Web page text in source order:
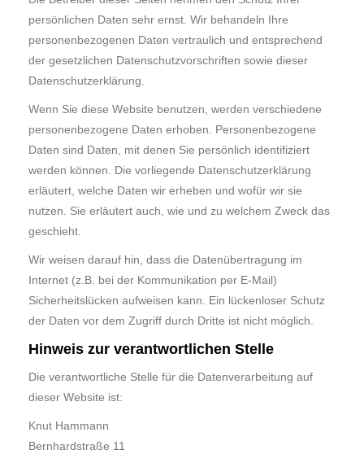
persönlichen Daten sehr ernst. Wir behandeln Ihre
personenbezogenen Daten vertraulich und entsprechend
der gesetzlichen Datenschutzvorschriften sowie dieser
Datenschutzerklärung.
Wenn Sie diese Website benutzen, werden verschiedene
personenbezogene Daten erhoben. Personenbezogene
Daten sind Daten, mit denen Sie persönlich identifiziert
werden können. Die vorliegende Datenschutzerklärung
erläutert, welche Daten wir erheben und wofür wir sie
nutzen. Sie erläutert auch, wie und zu welchem Zweck das
geschieht.
Wir weisen darauf hin, dass die Datenübertragung im
Internet (z.B. bei der Kommunikation per E-Mail)
Sicherheitslücken aufweisen kann. Ein lückenloser Schutz
der Daten vor dem Zugriff durch Dritte ist nicht möglich.
Hinweis zur verantwortlichen Stelle
Die verantwortliche Stelle für die Datenverarbeitung auf
dieser Website ist:
Knut Hammann
Bernhardstraße 11